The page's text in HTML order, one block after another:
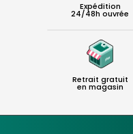
Expédition
24/48h ouvrée
Retrait gratuit
en magasin